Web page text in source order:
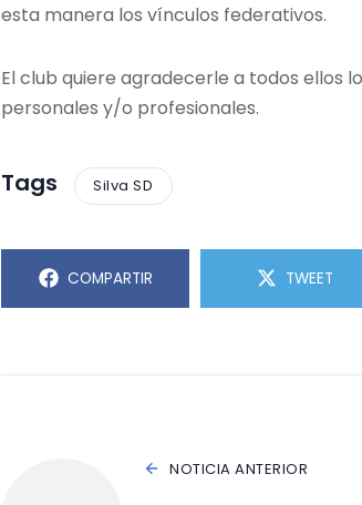
esta manera los vínculos federativos.
El club quiere agradecerle a todos ellos
personales y/o profesionales.
Tags Silva SD
COMPARTIR TWEET
NOTICIA ANTERIOR